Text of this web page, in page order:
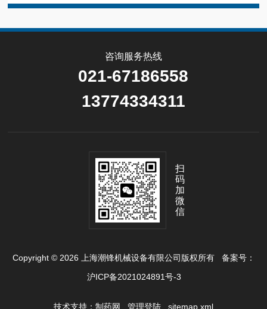
咨询服务热线
021-67186558
13774334311
扫
码
加
微
信
Copyright © 2026 上海潮锋机械设备有限公司版权所有备案号：
沪ICP备2021024891号-3
技术支持： 制药网 管理登陆 sitemap.xml